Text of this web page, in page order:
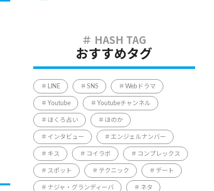
おすすめタグ
LINE SNS Webドラマ
Youtube Youtubeチャンネル
ほくろ占い ほのか
インタビュー エンジェルナンバー
キス コイラボ コンプレックス
スポット テクニック デート
ナジャ・グランディーバ ネタ